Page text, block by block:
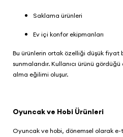
Saklama ürünleri
Ev içi konfor ekipmanları
Bu ürünlerin ortak özelliği düşük
sunmalarıdır. Kullanıcı ürünü
alma eğilimi oluşur.
Oyuncak ve Hobi Ürünleri
Oyuncak ve hobi, dönemsel olarak e-